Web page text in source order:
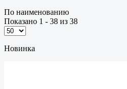
По наименованию
Показано 1 - 38 из 38
Новинка